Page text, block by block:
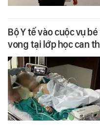
Bộ Y tế vào cuộc vụ
vong tại lớp học can